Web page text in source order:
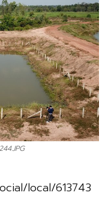
local/613743